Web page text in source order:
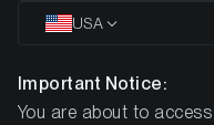
gemischte
Bitcoin
USA
Important Notice:
You are about to